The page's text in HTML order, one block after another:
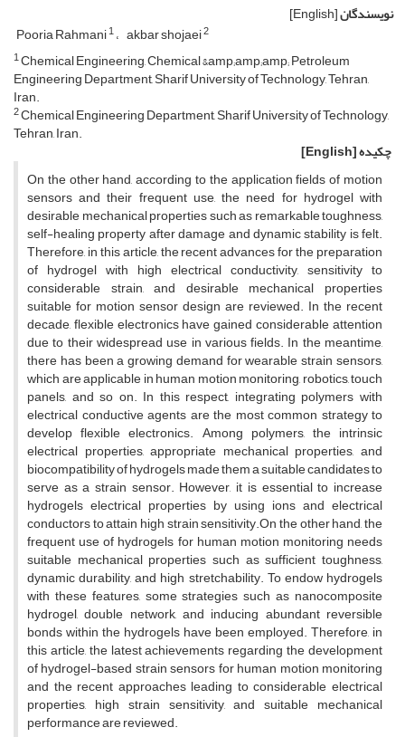
نویسندگان[English]
Pooria Rahmani1 akbar shojaei2
1Chemical Engineering, Chemical &amp;amp;amp; Petroleum
Engineering Department, Sharif University of Technology, Tehran,
Iran.
2Chemical Engineering Department, Sharif University of Technology,
Tehran, Iran.
چکیده[English]
On the other hand, according to the application fields of motion
sensors and their frequent use, the need for hydrogel with
desirable mechanical properties such as remarkable toughness,
self-healing property after damage and dynamic stability is felt.
Therefore, in this article, the recent advances for the preparation
of hydrogel with high electrical conductivity, sensitivity to
considerable strain, and desirable mechanical properties
suitable for motion sensor design are reviewed. In the recent
decade, flexible electronics have gained considerable attention
due to their widespread use in various fields. In the meantime,
there has been a growing demand for wearable strain sensors,
which are applicable in human motion monitoring, robotics, touch
panels, and so on. In this respect, integrating polymers with
electrical conductive agents are the most common strategy to
develop flexible electronics. Among polymers, the intrinsic
electrical properties, appropriate mechanical properties, and
biocompatibility of hydrogels made them a suitable candidates to
serve as a strain sensor. However, it is essential to increase
hydrogels electrical properties by using ions and electrical
conductors to attain high strain sensitivity.On the other hand, the
frequent use of hydrogels for human motion monitoring needs
suitable mechanical properties such as sufficient toughness,
dynamic durability, and high stretchability. To endow hydrogels
with these features, some strategies such as nanocomposite
hydrogel, double network, and inducing abundant reversible
bonds within the hydrogels have been employed. Therefore, in
this article, the latest achievements regarding the development
of hydrogel-based strain sensors for human motion monitoring
and the recent approaches leading to considerable electrical
properties, high strain sensitivity, and suitable mechanical
performance are reviewed.